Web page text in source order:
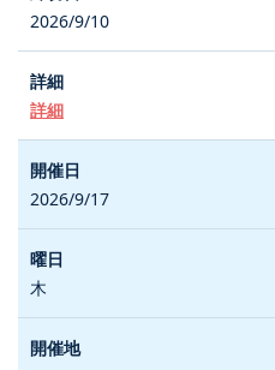
2026/9/10
詳細
2026/9/17
木